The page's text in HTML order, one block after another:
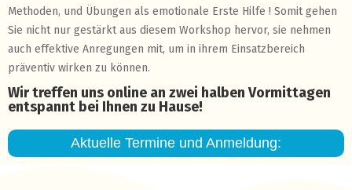
Methoden, und Übungen als emotionale Erste Hilfe ! Somit gehen
Sie nicht nur gestärkt aus diesem Workshop hervor, sie nehmen
auch effektive Anregungen mit, um in ihrem Einsatzbereich
präventiv wirken zu können.
Wir treffen uns online an zwei halben Vormittagen
entspannt bei Ihnen zu Hause!
Aktuelle Termine und Anmeldung: